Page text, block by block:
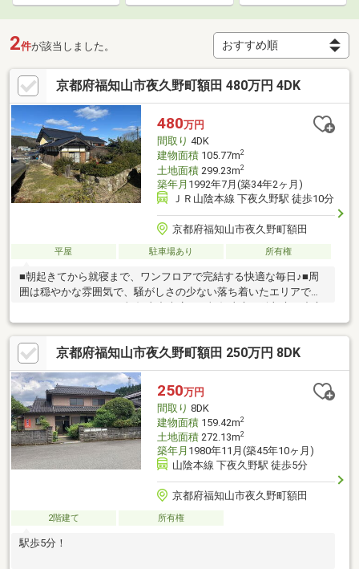
2件が該当しました。
京都府福知山市夜久野町額田 480万円 4DK
480万円
間取り 4DK
建物面積105.77m2
土地面積299.23m2
築年月 1992年7月(築34年2ヶ月)
ＪＲ山陰本線 下夜久野駅 徒歩10分
京都府福知山市夜久野町額田
平屋 駐車場あり 所有権
■朝起きてから就寝まで、ワンフロアで完結する快適な毎日♪■周
囲は穏やかな雰囲気で、騒がしさの少ない落ち着いたエリアです
に、地域密着ナンバー１を目指しています！○家を買いたい・売
りたい・リフォームしたいお客様にたくさんの情報を迅速に提供
いたします！○物件情報・住宅ローンetc...どんな事でもお気軽に
ご相談ください！○見るだけOK!聞くだけOK!ご相談は無料です！
ご来店、お問い合わせをお待ちしております♪
京都府福知山市夜久野町額田 250万円 8DK
250万円
間取り 8DK
建物面積159.42m2
土地面積272.13m2
築年月 1980年11月(築45年10ヶ月)
山陰本線 下夜久野駅 徒歩5分
京都府福知山市夜久野町額田
2階建て 所有権
駅歩5分！